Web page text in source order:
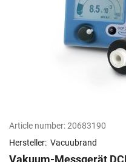
Article number:20683190
Hersteller: Vacuubrand
Vakuum-Messgerät